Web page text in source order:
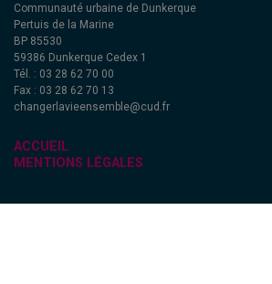
Communauté urbaine de Dunkerque
Pertuis de la Marine
BP 85530
59386 Dunkerque Cedex 1
Tél. : 03 28 62 70 00
Fax : 03 28 62 70 13
changerlavieensemble@cud.fr
ACCUEIL
MENTIONS LÉGALES